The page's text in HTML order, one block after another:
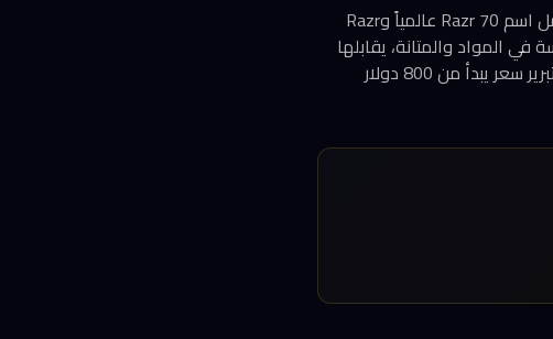
أطلقت Motorola النسخة الجديدة من سلسلة Razr القابلة للطي بتصميم الصدفة، وتحمل اسم Razr 70 عالمياً وRazr
في المواد والمتانة، يقابلها
تراجع محير في مواصفات الذاكرة. السؤال الذي يطرح نفسه: هل تكفي هذه التعديلات لتبرير سعر يبدأ من 800 دولار